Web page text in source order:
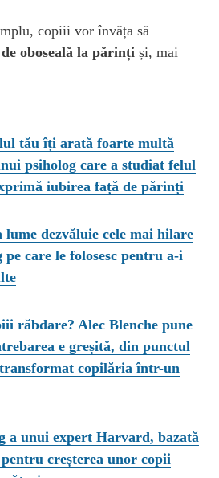
copiii vor învăța să
oboseală la părinți și, mai
tău îți arată foarte multă
psiholog care a studiat felul
iubirea față de părinți
dezvăluie cele mai hilare
care le folosesc pentru a-i
răbdare? Alec Blenche pune
e greșită, din punctul
copilăria într-un
a unui expert Harvard, bazată
creșterea unor copii